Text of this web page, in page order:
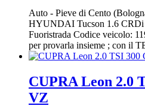
Auto - Pieve di Cento
HYUNDAI Tucson 1.6
Fuoristrada Codice veicolo:
per provarla insieme ; con il
CUPRA Leon 2.0
VZ